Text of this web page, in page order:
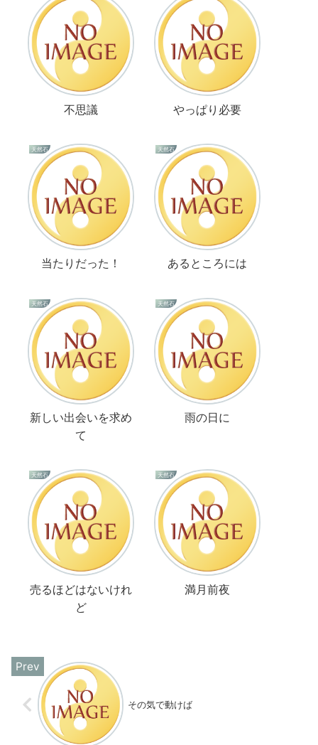
不思議 やっぱり必要
天然石
当たりだった！
天然石
あるところには
天然石
新しい出会いを求め
て
天然石
雨の日に
天然石
売るほどはないけれ
ど
天然石
満月前夜
その気で動けば